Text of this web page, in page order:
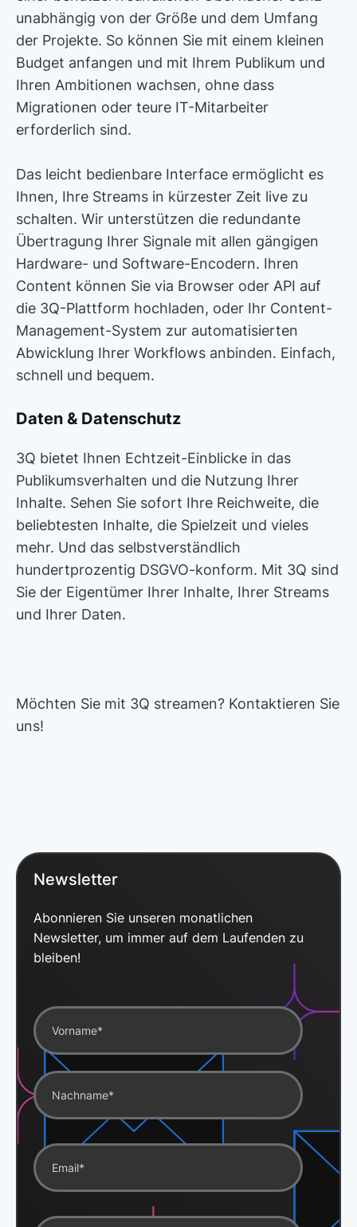
Verwendung unserer Website an unsere Partner für
soziale Medien, Werbung und Analysen weiter. Unsere
Partner führen diese Informationen möglicherweise mit
weiteren Daten zusammen, die Sie ihnen bereitgestellt
haben oder die sie im Rahmen Ihrer Nutzung der Dienste
gesammelt haben.
unabhängig von der Größe und dem Umfang
der Projekte. So können Sie mit einem kleinen
Budget anfangen und mit Ihrem Publikum und
Ihren Ambitionen wachsen, ohne dass
Migrationen oder teure IT-Mitarbeiter
erforderlich sind.
Das leicht bedienbare Interface ermöglicht es
Ihnen, Ihre Streams in kürzester Zeit live zu
schalten. Wir unterstützen die redundante
Übertragung Ihrer Signale mit allen gängigen
Hardware- und Software-Encodern. Ihren
Content können Sie via Browser oder API auf
die 3Q-Plattform hochladen, oder Ihr Content-
Management-System zur automatisierten
Abwicklung Ihrer Workflows anbinden. Einfach,
schnell und bequem.
Daten & Datenschutz
3Q bietet Ihnen Echtzeit-Einblicke in das
Publikumsverhalten und die Nutzung Ihrer
Inhalte. Sehen Sie sofort Ihre Reichweite, die
beliebtesten Inhalte, die Spielzeit und vieles
mehr. Und das selbstverständlich
hundertprozentig DSGVO-konform. Mit 3Q sind
Sie der Eigentümer Ihrer Inhalte, Ihrer Streams
und Ihrer Daten.
Möchten Sie mit 3Q streamen? Kontaktieren Sie
uns!
Newsletter
Abonnieren Sie unseren monatlichen
Newsletter, um immer auf dem Laufenden zu
bleiben!